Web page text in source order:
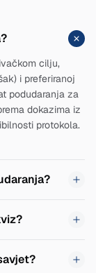
cilju,
i preferiranoj
podudaranja za
dokazima iz
protokola.